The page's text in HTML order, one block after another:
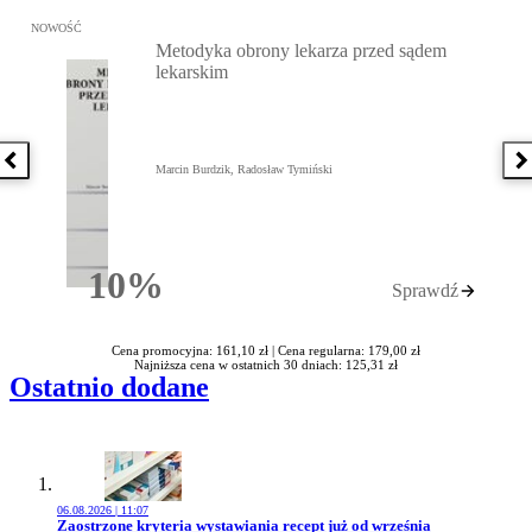
Poprzednia książka
Przejdź do: Metodyka obrony lekarza przed sądem lekarskim,
NOWOŚĆ
10%Rabatu
Metodyka obrony lekarza przed sądem
lekarskim
Marcin Burdzik, Radosław Tymiński
Sprawdź
Cena promocyjna: 161,10 zł | Cena regularna: 179,00 zł
Najniższa cena w ostatnich 30 dniach: 125,31 zł
Ostatnio dodane
06.08.2026 | 11:07
Przejdź do artykułu:
Zaostrzone kryteria wystawiania recept już od września